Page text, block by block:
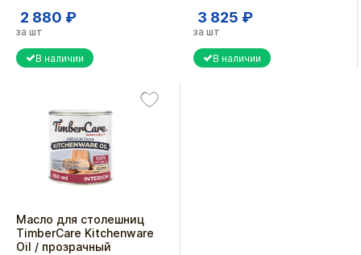
2 880 ₽
за шт
В наличии
3 825 ₽
за шт
В наличии
Масло для столешниц
TimberCare Kitchenware
Oil / прозрачный